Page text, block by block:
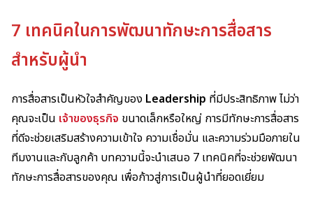
7 เทคนิคในการพัฒนาทักษะการสื่อสาร
สำหรับผู้นำ
การสื่อสารเป็นหัวใจสำคัญของ Leadership ที่มีประสิทธิภาพ ไม่ว่า
คุณจะเป็น เจ้าของธุรกิจ ขนาดเล็กหรือใหญ่ การมีทักษะการสื่อสาร
ที่ดีจะช่วยเสริมสร้างความเข้าใจ ความเชื่อมั่น และความร่วมมือภายใน
ทีมงานและกับลูกค้า บทความนี้จะนำเสนอ 7 เทคนิคที่จะช่วยพัฒนา
ทักษะการสื่อสารของคุณ เพื่อก้าวสู่การเป็นผู้นำที่ยอดเยี่ยม